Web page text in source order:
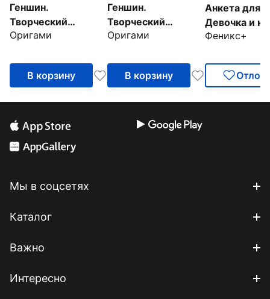
Геншин.
Творческий
блокнот. Игривая
Оригами
В корзину
Геншин.
Творческий
блокнот.
A5
Оригами
В корзину
Анкета для
Девочка и
А5, 128
Феникс+
Мы в соцсетях
Каталог
Важно
Интересно